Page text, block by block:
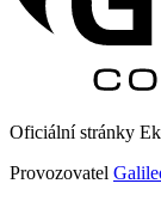
Oficiální stránky
Provozovatel